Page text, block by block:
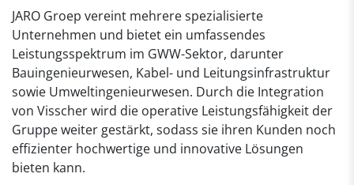
JARO Groep vereint mehrere spezialisierte
Unternehmen und bietet ein umfassendes
Leistungsspektrum im GWW-Sektor, darunter
Bauingenieurwesen, Kabel- und Leitungsinfrastruktur
sowie Umweltingenieurwesen. Durch die Integration
von Visscher wird die operative Leistungsfähigkeit der
Gruppe weiter gestärkt, sodass sie ihren Kunden noch
effizienter hochwertige und innovative Lösungen
bieten kann.